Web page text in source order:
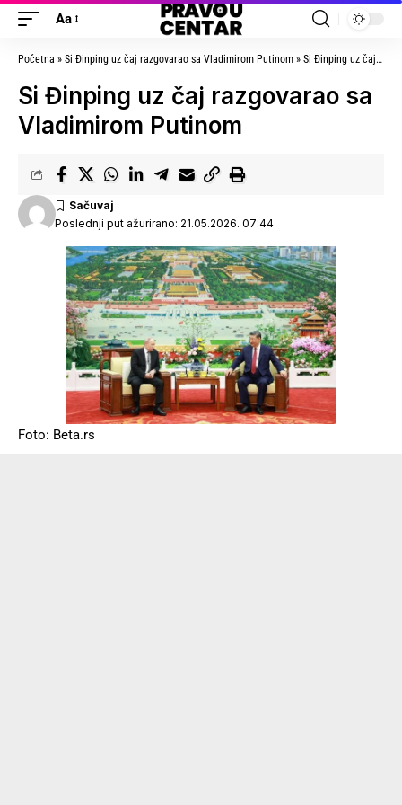
Aa
Početna » Si Đinping uz čaj razgovarao sa Vladimirom Putinom » Si Đinping uz čaj razgovarao sa Vladimirom Putinom
Si Đinping uz čaj razgovarao sa
Vladimirom Putinom
Poslednji put ažurirano: 21.05.2026. 07:44
Foto: Beta.rs